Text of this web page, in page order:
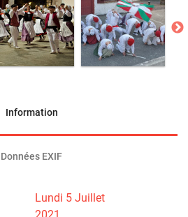
Information
Données EXIF
Lundi 5 Juillet
2021